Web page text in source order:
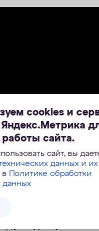
мутной и ржавой
cookies и
сайта.
сайт, вы
данных и
в Политике обработки
данных